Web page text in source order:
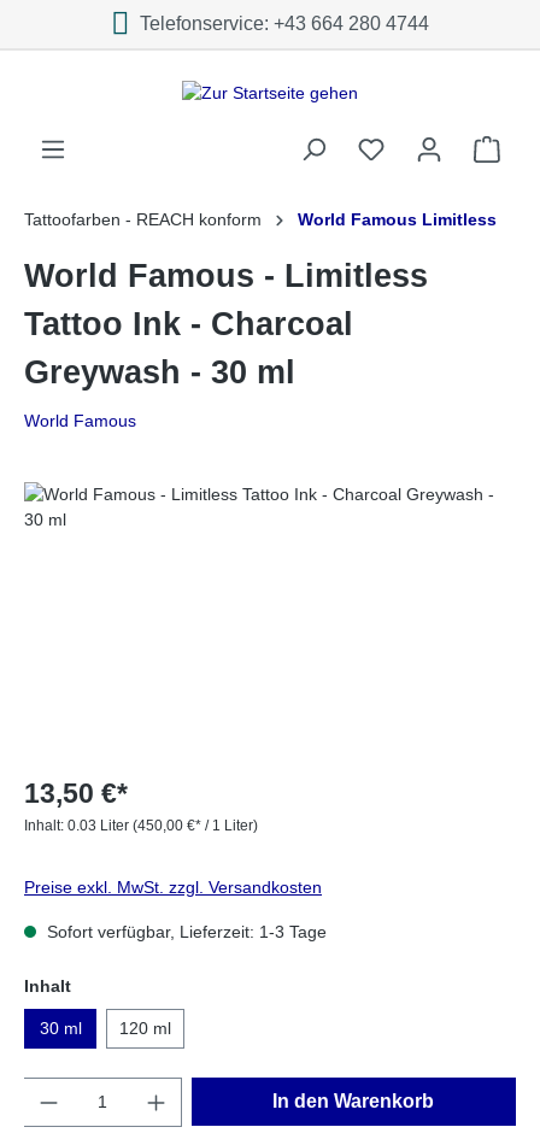
Telefonservice: +43 664 280 4744
Tattoofarben - REACH konform World Famous Limitless
World Famous - Limitless
Tattoo Ink - Charcoal
Greywash - 30 ml
World Famous
13,50 €*
Inhalt: 0.03 Liter (450,00 €* / 1 Liter)
Preise exkl. MwSt. zzgl. Versandkosten
Sofort verfügbar, Lieferzeit: 1-3 Tage
Inhalt
30 ml 120 ml
In den Warenkorb